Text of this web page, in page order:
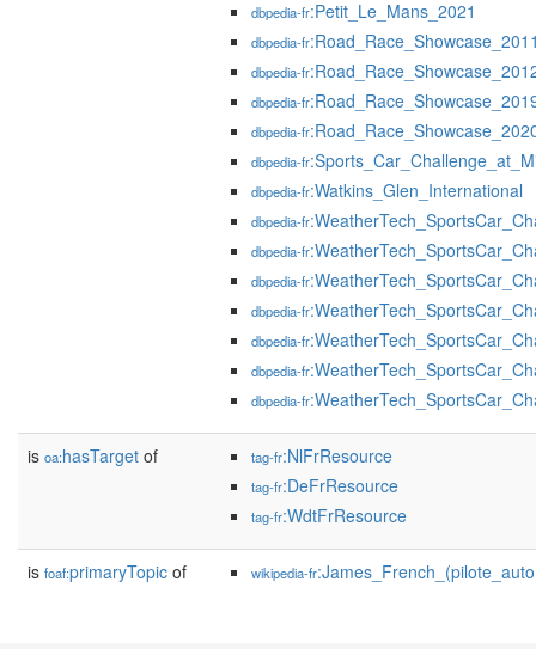
dbpedia-fr:Petit_Le_Mans_2021
dbpedia-fr
dbpedia-fr
dbpedia-fr
dbpedia-fr
dbpedia-fr
dbpedia-fr:Watkins_Glen_International
dbpedia-fr
dbpedia-fr
dbpedia-fr
dbpedia-fr
dbpedia-fr
dbpedia-fr
dbpedia-fr
is oa:hasTarget of tag-fr:NlFrResource
tag-fr:DeFrResource
tag-fr:WdtFrResource
is foaf:primaryTopic of wikipedia-fr